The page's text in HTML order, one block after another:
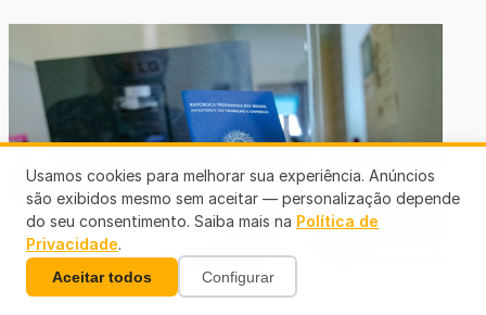
EMPREGO E TRABALHO
Usamos cookies para melhorar sua experiência. Anúncios
são exibidos mesmo sem aceitar — personalização depende
do seu consentimento. Saiba mais na Política de
Privacidade.
Aceitar todos Configurar